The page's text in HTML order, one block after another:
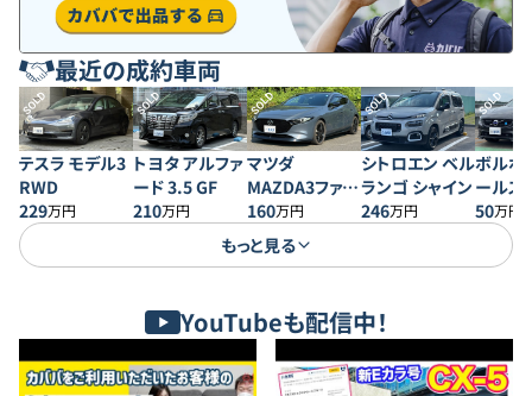
最近の成約車両
SOLD
テスラ モデル3
RWD
229万円
SOLD
トヨタ アルファ
ード 3.5 GF
210万円
SOLD
マツダ
MAZDA3ファス
トバック 20S プ
ロアクティブ
160万円
SOLD
シトロエン ベル
ランゴ シャイン
246万円
SOLD
ボルボ
ールス
50万円
もっと見る
YouTubeも配信中！